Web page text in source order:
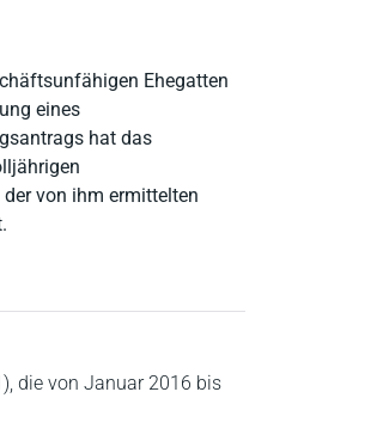
Ehegatten
eines
hat das
von ihm ermittelten
die von Januar 2016 bis